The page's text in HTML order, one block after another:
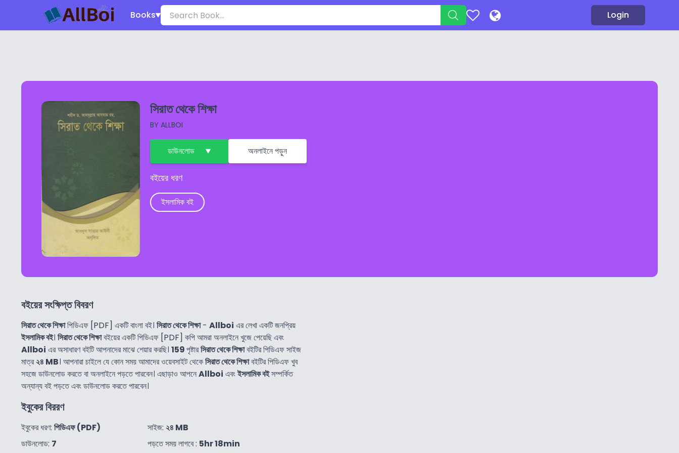
Books Login
সিরাত থেকে শিক্ষা
BY ALLBOI
ডাউনলোড অনলাইনে পড়ুন
বইয়ের ধরণ
ইসলামিক বই
বইয়ের সংক্ষিপ্ত বিবরণ
সিরাত থেকে শিক্ষাপিডিএফ [PDF] একটি বাংলা বই। সিরাত থেকে শিক্ষা- Allboi এর লেখা একটি জনপ্রিয়
ইসলামিক বই। সিরাত থেকে শিক্ষাবইয়ের একটি পিডিএফ [PDF] কপি আমরা অনলাইনে খুজে পেয়েছি এবং
Allboi এর অসাধারণ বইটি আপনাদের মাঝে শেয়ার করছি। 159পৃষ্টারসিরাত থেকে শিক্ষাবইটির পিডিএফ সাইজ
মাত্র২৪ MB। আপনারা চাইলে যে কোন সময় আমাদের ওয়েবসাইট থেকেসিরাত থেকে শিক্ষাবইটির পিডিএফ খুব
সহজে ডাউনলোড করতে বা অনলাইনে পড়তে পারবেন। এছাড়াও আপনেAllboi এবংইসলামিক বইসম্পর্কিত
অন্যান্য বই পড়তে এবং ডাউনলোড করতে পারবেন।
ইবুকের বিররণ
ইবুকের ধরণ: পিডিএফ (PDF)
ডাউনলোড: 7
সাইজ: ২৪ MB
পড়তে সময় লাগবে : 5hr 18min